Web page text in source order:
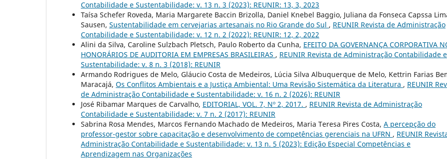
Contabilidade e Sustentabilidade: v. 13 n. 3 (2023): REUNIR: 13, 3, 2023
Taísa Schefer Roveda, Maria Margarete Baccin Brizolla, Daniel Knebel Baggio, Juliana da Fonseca Capssa
Sausen, Sustentabilidade em cervejarias artesanais no Rio Grande do Sul , REUNIR Revista de Administração
Contabilidade e Sustentabilidade: v. 12 n. 2 (2022): REUNIR: 12, 2, 2022
Alini da Silva, Caroline Sulzbach Pletsch, Paulo Roberto da Cunha, EFEITO DA GOVERNANÇA CORPORATIVA
HONORÁRIOS DE AUDITORIA EM EMPRESAS BRASILEIRAS , REUNIR Revista de Administração Contabilidade e
Sustentabilidade: v. 8 n. 3 (2018): REUNIR
Armando Rodrigues de Melo, Gláucio Costa de Medeiros, Lúcia Silva Albuquerque de Melo, Kettrin Farias
Maracajá, Os Conflitos Ambientais e a Justiça Ambiental: Uma Revisão Sistemática da Literatura , REUNIR
de Administração Contabilidade e Sustentabilidade: v. 16 n. 2 (2026): REUNIR
José Ribamar Marques de Carvalho, EDITORIAL, VOL. 7, Nº 2, 2017. , REUNIR Revista de Administração
Contabilidade e Sustentabilidade: v. 7 n. 2 (2017): REUNIR
Sabrina Rosa Mendes, Marcos Fernando Machado de Medeiros, Maria Teresa Pires Costa, A percepção do
professor-gestor sobre capacitação e desenvolvimento de competências gerenciais na UFRN , REUNIR
Administração Contabilidade e Sustentabilidade: v. 13 n. 5 (2023): Edição Especial Competências e
Aprendizagem nas Organizações